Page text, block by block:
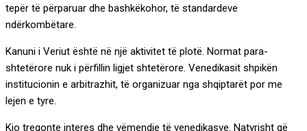
tepër të përparuar dhe bashkëkohor, të standardeve
ndërkombëtare.
Kanuni i Veriut është në një aktivitet të plotë. Normat para-
shtetërore nuk i përfillin ligjet shtetërore. Venedikasit shpikën
institucionin e arbitrazhit, të organizuar nga shqiptarët por me
lejen e tyre.
Kjo tregonte interes dhe vëmendje të venedikasve. Natyrisht që